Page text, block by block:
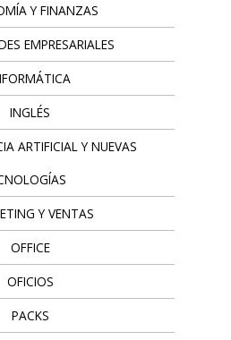
Y FINANZAS
EMPRESARIALES
INGLÉS
ARTIFICIAL Y NUEVAS
Y VENTAS
OFFICE
OFICIOS
PACKS